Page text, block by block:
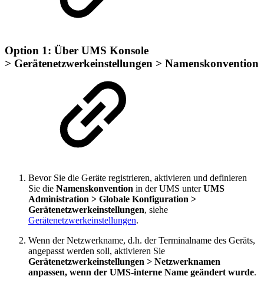
Option 1: Über UMS Konsole
> Gerätenetzwerkeinstellungen > Namenskonvention
Bevor Sie die Geräte registrieren, aktivieren und definieren
Sie die Namenskonvention in der UMS unterUMS
Administration > Globale Konfiguration >
Gerätenetzwerkeinstellungen, siehe
Gerätenetzwerkeinstellungen.
Wenn der Netzwerkname, d.h. der Terminalname des Geräts,
angepasst werden soll, aktivieren Sie
Gerätenetzwerkeinstellungen > Netzwerknamen
anpassen, wenn der UMS-interne Name geändert wurde.